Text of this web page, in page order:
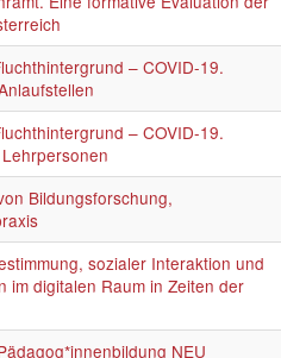
– COVID-19.
– COVID-19.
Bildungsforschung,
sozialer Interaktion und
im digitalen Raum in Zeiten der
NEU